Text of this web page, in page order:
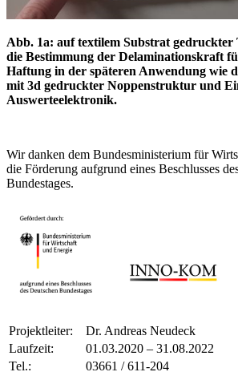
Abb. 1a: auf textilem Substrat
die Bestimmung der Delaminationskraft
Haftung in der späteren Anwendung wie
mit 3d gedruckter Noppenstruktur und
Auswerteelektronik.
Wir danken dem Bundesministerium für
die Förderung aufgrund eines Beschlusses
Bundestages.
Projektleiter:
Dr. Andreas Neudeck
Laufzeit:
01.03.2020 – 31.08.2022
Tel.:
03661 / 611-204